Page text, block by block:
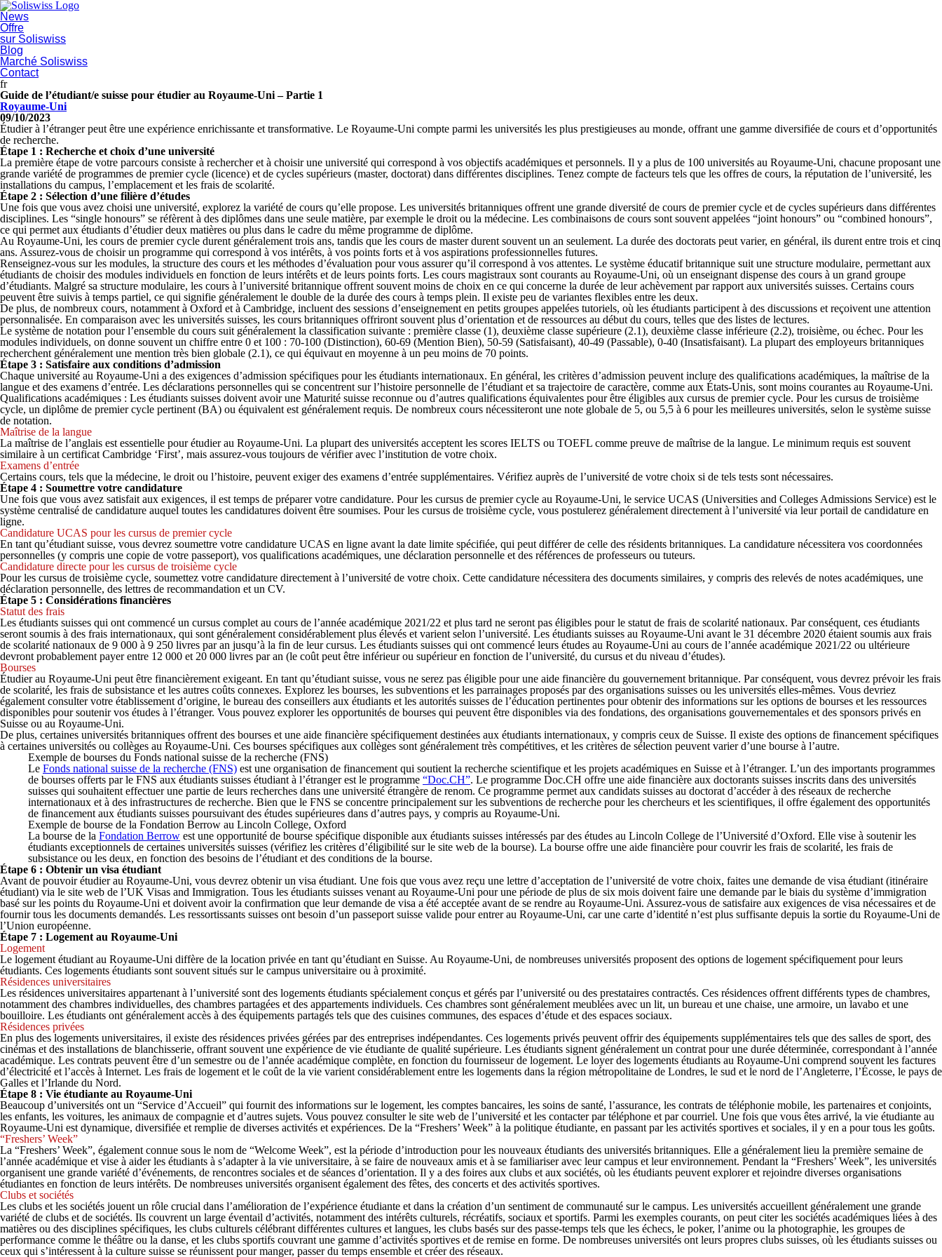
News
Offre
sur Soliswiss
Blog
Marché Soliswiss
Contact
fr
Guide de l’étudiant/e suisse pour étudier au Royaume-Uni – Partie 1
Royaume-Uni
09/10/2023
Étudier à l’étranger peut être une expérience enrichissante et transformative. Le Royaume-Uni compte parmi les universités les plus prestigieuses au monde, offrant une gamme diversifiée de cours et d’opportunités
de recherche.
Étape 1 : Recherche et choix d’une université
La première étape de votre parcours consiste à rechercher et à choisir une université qui correspond à vos objectifs académiques et personnels. Il y a plus de 100 universités au Royaume-Uni, chacune proposant une
grande variété de programmes de premier cycle (licence) et de cycles supérieurs (master, doctorat) dans différentes disciplines. Tenez compte de facteurs tels que les offres de cours, la réputation de l’université, les
installations du campus, l’emplacement et les frais de scolarité.
Étape 2 : Sélection d’une filière d’études
Une fois que vous avez choisi une université, explorez la variété de cours qu’elle propose. Les universités britanniques offrent une grande diversité de cours de premier cycle et de cycles supérieurs dans différentes
disciplines. Les “single honours” se réfèrent à des diplômes dans une seule matière, par exemple le droit ou la médecine. Les combinaisons de cours sont souvent appelées “joint honours” ou “combined honours”,
ce qui permet aux étudiants d’étudier deux matières ou plus dans le cadre du même programme de diplôme.
Au Royaume-Uni, les cours de premier cycle durent généralement trois ans, tandis que les cours de master durent souvent un an seulement. La durée des doctorats peut varier, en général, ils durent entre trois et cinq
ans. Assurez-vous de choisir un programme qui correspond à vos intérêts, à vos points forts et à vos aspirations professionnelles futures.
Renseignez-vous sur les modules, la structure des cours et les méthodes d’évaluation pour vous assurer qu’il correspond à vos attentes. Le système éducatif britannique suit une structure modulaire, permettant aux
étudiants de choisir des modules individuels en fonction de leurs intérêts et de leurs points forts. Les cours magistraux sont courants au Royaume-Uni, où un enseignant dispense des cours à un grand groupe
d’étudiants. Malgré sa structure modulaire, les cours à l’université britannique offrent souvent moins de choix en ce qui concerne la durée de leur achèvement par rapport aux universités suisses. Certains cours
peuvent être suivis à temps partiel, ce qui signifie généralement le double de la durée des cours à temps plein. Il existe peu de variantes flexibles entre les deux.
De plus, de nombreux cours, notamment à Oxford et à Cambridge, incluent des sessions d’enseignement en petits groupes appelées tutoriels, où les étudiants participent à des discussions et reçoivent une attention
personnalisée. En comparaison avec les universités suisses, les cours britanniques offriront souvent plus d’orientation et de ressources au début du cours, telles que des listes de lectures.
Le système de notation pour l’ensemble du cours suit généralement la classification suivante : première classe (1), deuxième classe supérieure (2.1), deuxième classe inférieure (2.2), troisième, ou échec. Pour les
modules individuels, on donne souvent un chiffre entre 0 et 100 : 70-100 (Distinction), 60-69 (Mention Bien), 50-59 (Satisfaisant), 40-49 (Passable), 0-40 (Insatisfaisant). La plupart des employeurs britanniques
recherchent généralement une mention très bien globale (2.1), ce qui équivaut en moyenne à un peu moins de 70 points.
Étape 3 : Satisfaire aux conditions d’admission
Chaque université au Royaume-Uni a des exigences d’admission spécifiques pour les étudiants internationaux. En général, les critères d’admission peuvent inclure des qualifications académiques, la maîtrise de la
langue et des examens d’entrée. Les déclarations personnelles qui se concentrent sur l’histoire personnelle de l’étudiant et sa trajectoire de caractère, comme aux États-Unis, sont moins courantes au Royaume-Uni.
Qualifications académiques : Les étudiants suisses doivent avoir une Maturité suisse reconnue ou d’autres qualifications équivalentes pour être éligibles aux cursus de premier cycle. Pour les cursus de troisième
cycle, un diplôme de premier cycle pertinent (BA) ou équivalent est généralement requis. De nombreux cours nécessiteront une note globale de 5, ou 5,5 à 6 pour les meilleures universités, selon le système suisse
de notation.
Maîtrise de la langue
La maîtrise de l’anglais est essentielle pour étudier au Royaume-Uni. La plupart des universités acceptent les scores IELTS ou TOEFL comme preuve de maîtrise de la langue. Le minimum requis est souvent
similaire à un certificat Cambridge ‘First’, mais assurez-vous toujours de vérifier avec l’institution de votre choix.
Examens d’entrée
Certains cours, tels que la médecine, le droit ou l’histoire, peuvent exiger des examens d’entrée supplémentaires. Vérifiez auprès de l’université de votre choix si de tels tests sont nécessaires.
Étape 4 : Soumettre votre candidature
Une fois que vous avez satisfait aux exigences, il est temps de préparer votre candidature. Pour les cursus de premier cycle au Royaume-Uni, le service UCAS (Universities and Colleges Admissions Service) est le
système centralisé de candidature auquel toutes les candidatures doivent être soumises. Pour les cursus de troisième cycle, vous postulerez généralement directement à l’université via leur portail de candidature en
ligne.
Candidature UCAS pour les cursus de premier cycle
En tant qu’étudiant suisse, vous devrez soumettre votre candidature UCAS en ligne avant la date limite spécifiée, qui peut différer de celle des résidents britanniques. La candidature nécessitera vos coordonnées
personnelles (y compris une copie de votre passeport), vos qualifications académiques, une déclaration personnelle et des références de professeurs ou tuteurs.
Candidature directe pour les cursus de troisième cycle
Pour les cursus de troisième cycle, soumettez votre candidature directement à l’université de votre choix. Cette candidature nécessitera des documents similaires, y compris des relevés de notes académiques, une
déclaration personnelle, des lettres de recommandation et un CV.
Étape 5 : Considérations financières
Statut des frais
Les étudiants suisses qui ont commencé un cursus complet au cours de l’année académique 2021/22 et plus tard ne seront pas éligibles pour le statut de frais de scolarité nationaux. Par conséquent, ces étudiants
seront soumis à des frais internationaux, qui sont généralement considérablement plus élevés et varient selon l’université. Les étudiants suisses au Royaume-Uni avant le 31 décembre 2020 étaient soumis aux frais
de scolarité nationaux de 9 000 à 9 250 livres par an jusqu’à la fin de leur cursus. Les étudiants suisses qui ont commencé leurs études au Royaume-Uni au cours de l’année académique 2021/22 ou ultérieure
devront probablement payer entre 12 000 et 20 000 livres par an (le coût peut être inférieur ou supérieur en fonction de l’université, du cursus et du niveau d’études).
Bourses
Étudier au Royaume-Uni peut être financièrement exigeant. En tant qu’étudiant suisse, vous ne serez pas éligible pour une aide financière du gouvernement britannique. Par conséquent, vous devrez prévoir les frais
de scolarité, les frais de subsistance et les autres coûts connexes. Explorez les bourses, les subventions et les parrainages proposés par des organisations suisses ou les universités elles-mêmes. Vous devriez
également consulter votre établissement d’origine, le bureau des conseillers aux étudiants et les autorités suisses de l’éducation pertinentes pour obtenir des informations sur les options de bourses et les ressources
disponibles pour soutenir vos études à l’étranger. Vous pouvez explorer les opportunités de bourses qui peuvent être disponibles via des fondations, des organisations gouvernementales et des sponsors privés en
Suisse ou au Royaume-Uni.
De plus, certaines universités britanniques offrent des bourses et une aide financière spécifiquement destinées aux étudiants internationaux, y compris ceux de Suisse. Il existe des options de financement spécifiques
à certaines universités ou collèges au Royaume-Uni. Ces bourses spécifiques aux collèges sont généralement très compétitives, et les critères de sélection peuvent varier d’une bourse à l’autre.
Exemple de bourses du Fonds national suisse de la recherche (FNS)
Le Fonds national suisse de la recherche (FNS) est une organisation de financement qui soutient la recherche scientifique et les projets académiques en Suisse et à l’étranger. L’un des importants programmes
de bourses offerts par le FNS aux étudiants suisses étudiant à l’étranger est le programme “Doc.CH”. Le programme Doc.CH offre une aide financière aux doctorants suisses inscrits dans des universités
suisses qui souhaitent effectuer une partie de leurs recherches dans une université étrangère de renom. Ce programme permet aux candidats suisses au doctorat d’accéder à des réseaux de recherche
internationaux et à des infrastructures de recherche. Bien que le FNS se concentre principalement sur les subventions de recherche pour les chercheurs et les scientifiques, il offre également des opportunités
de financement aux étudiants suisses poursuivant des études supérieures dans d’autres pays, y compris au Royaume-Uni.
Exemple de bourse de la Fondation Berrow au Lincoln College, Oxford
La bourse de la Fondation Berrow est une opportunité de bourse spécifique disponible aux étudiants suisses intéressés par des études au Lincoln College de l’Université d’Oxford. Elle vise à soutenir les
étudiants exceptionnels de certaines universités suisses (vérifiez les critères d’éligibilité sur le site web de la bourse). La bourse offre une aide financière pour couvrir les frais de scolarité, les frais de
subsistance ou les deux, en fonction des besoins de l’étudiant et des conditions de la bourse.
Étape 6 : Obtenir un visa étudiant
Avant de pouvoir étudier au Royaume-Uni, vous devrez obtenir un visa étudiant. Une fois que vous avez reçu une lettre d’acceptation de l’université de votre choix, faites une demande de visa étudiant (itinéraire
étudiant) via le site web de l’UK Visas and Immigration. Tous les étudiants suisses venant au Royaume-Uni pour une période de plus de six mois doivent faire une demande par le biais du système d’immigration
basé sur les points du Royaume-Uni et doivent avoir la confirmation que leur demande de visa a été acceptée avant de se rendre au Royaume-Uni. Assurez-vous de satisfaire aux exigences de visa nécessaires et de
fournir tous les documents demandés. Les ressortissants suisses ont besoin d’un passeport suisse valide pour entrer au Royaume-Uni, car une carte d’identité n’est plus suffisante depuis la sortie du Royaume-Uni de
l’Union européenne.
Étape 7 : Logement au Royaume-Uni
Logement
Le logement étudiant au Royaume-Uni diffère de la location privée en tant qu’étudiant en Suisse. Au Royaume-Uni, de nombreuses universités proposent des options de logement spécifiquement pour leurs
étudiants. Ces logements étudiants sont souvent situés sur le campus universitaire ou à proximité.
Résidences universitaires
Les résidences universitaires appartenant à l’université sont des logements étudiants spécialement conçus et gérés par l’université ou des prestataires contractés. Ces résidences offrent différents types de chambres,
notamment des chambres individuelles, des chambres partagées et des appartements individuels. Ces chambres sont généralement meublées avec un lit, un bureau et une chaise, une armoire, un lavabo et une
bouilloire. Les étudiants ont généralement accès à des équipements partagés tels que des cuisines communes, des espaces d’étude et des espaces sociaux.
Résidences privées
En plus des logements universitaires, il existe des résidences privées gérées par des entreprises indépendantes. Ces logements privés peuvent offrir des équipements supplémentaires tels que des salles de sport, des
cinémas et des installations de blanchisserie, offrant souvent une expérience de vie étudiante de qualité supérieure. Les étudiants signent généralement un contrat pour une durée déterminée, correspondant à l’année
académique. Les contrats peuvent être d’un semestre ou de l’année académique complète, en fonction du fournisseur de logement. Le loyer des logements étudiants au Royaume-Uni comprend souvent les factures
d’électricité et l’accès à Internet. Les frais de logement et le coût de la vie varient considérablement entre les logements dans la région métropolitaine de Londres, le sud et le nord de l’Angleterre, l’Écosse, le pays de
Galles et l’Irlande du Nord.
Étape 8 : Vie étudiante au Royaume-Uni
Beaucoup d’universités ont un “Service d’Accueil” qui fournit des informations sur le logement, les comptes bancaires, les soins de santé, l’assurance, les contrats de téléphonie mobile, les partenaires et conjoints,
les enfants, les voitures, les animaux de compagnie et d’autres sujets. Vous pouvez consulter le site web de l’université et les contacter par téléphone et par courriel. Une fois que vous êtes arrivé, la vie étudiante au
Royaume-Uni est dynamique, diversifiée et remplie de diverses activités et expériences. De la “Freshers’ Week” à la politique étudiante, en passant par les activités sportives et sociales, il y en a pour tous les goûts.
“Freshers’ Week”
La “Freshers’ Week”, également connue sous le nom de “Welcome Week”, est la période d’introduction pour les nouveaux étudiants des universités britanniques. Elle a généralement lieu la première semaine de
l’année académique et vise à aider les étudiants à s’adapter à la vie universitaire, à se faire de nouveaux amis et à se familiariser avec leur campus et leur environnement. Pendant la “Freshers’ Week”, les universités
organisent une grande variété d’événements, de rencontres sociales et de séances d’orientation. Il y a des foires aux clubs et aux sociétés, où les étudiants peuvent explorer et rejoindre diverses organisations
étudiantes en fonction de leurs intérêts. De nombreuses universités organisent également des fêtes, des concerts et des activités sportives.
Clubs et sociétés
Les clubs et les sociétés jouent un rôle crucial dans l’amélioration de l’expérience étudiante et dans la création d’un sentiment de communauté sur le campus. Les universités accueillent généralement une grande
variété de clubs et de sociétés. Ils couvrent un large éventail d’activités, notamment des intérêts culturels, récréatifs, sociaux et sportifs. Parmi les exemples courants, on peut citer les sociétés académiques liées à des
matières ou des disciplines spécifiques, les clubs culturels célébrant différentes cultures et langues, les clubs basés sur des passe-temps tels que les échecs, le poker, l’anime ou la photographie, les groupes de
performance comme le théâtre ou la danse, et les clubs sportifs couvrant une gamme d’activités sportives et de remise en forme. De nombreuses universités ont leurs propres clubs suisses, où les étudiants suisses ou
ceux qui s’intéressent à la culture suisse se réunissent pour manger, passer du temps ensemble et créer des réseaux.